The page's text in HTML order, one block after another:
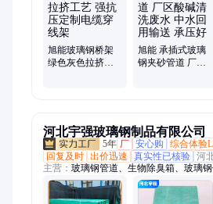
管、玻璃钢排水管、玻璃钢止回阀、有
板、玻璃钢拱形盖板、玻璃钢异形件
旭能玻璃钢桥架
绿色灰色拉挤工
旭能 承插式玻璃
钢夹砂管道 厂区
河北宇强玻璃钢制品有限公司
5年 厂 安心购 综合体验
回复及时 出价迅速 真实性已核验 河
主营： 玻璃钢管道、生物除臭箱、玻璃
架、玻璃钢化粪池、锅炉脱硫除尘、航
臭箱、玻璃钢生物滤池、玻璃钢脱硫塔